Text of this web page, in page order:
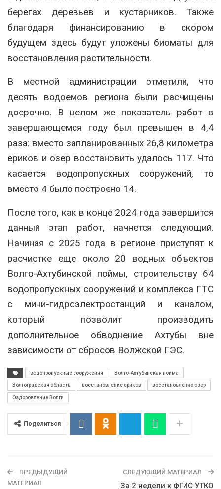
берегах деревьев и кустарников. Также
благодаря финансированию в скором
будущем здесь будут уложены биоматы для
восстановления растительности.
В местной администрации отметили, что
десять водоемов региона были расчищены
досрочно. В целом же показатель работ в
завершающемся году был превышен в 4,4
раза: вместо запланированных 26,8 километра
ериков и озер восстановить удалось 117. Что
касается водопропускных сооружений, то
вместо 4 было построено 14.
После того, как в конце 2024 года завершится
данный этап работ, начнется следующий.
Начиная с 2025 года в регионе приступят к
расчистке еще около 20 водных объектов
Волго-Ахтубинской поймы, строительству 64
водопропускных сооружений и комплекса ГТС
с мини-гидроэлектростанций и каналом,
который позволит производить
дополнительное обводнение Ахтубы вне
зависимости от сбросов Волжской ГЭС.
водопропускные сооружения Волго-Ахтубинская пойма
Волгоградская область восстановление ериков восстановление озер
Оздоровление Волги
Поделиться
ПРЕДЫДУЩИЙ
МАТЕРИАЛ
СЛЕДУЮЩИЙ МАТЕРИАЛ
За 2 недели к ФГИС УТКО